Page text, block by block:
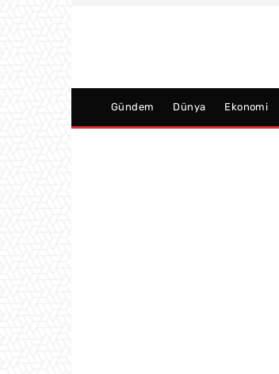
Gündem Dünya Ekonomi